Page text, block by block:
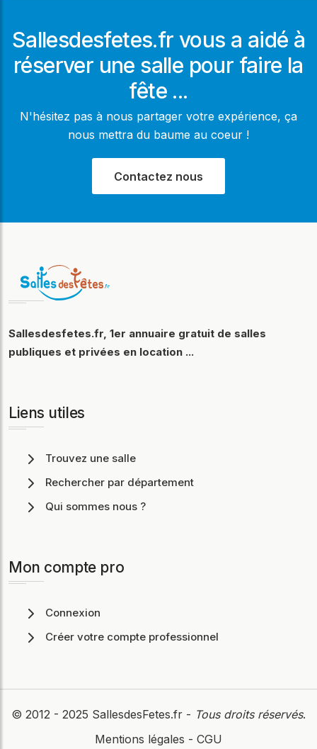
Sallesdesfetes.fr vous a aidé à
réserver une salle pour faire la
fête ...
N'hésitez pas à nous partager votre expérience, ça
nous mettra du baume au coeur !
Contactez nous
Sallesdesfetes.fr, 1er annuaire gratuit de salles
publiques et privées en location ...
Liens utiles
Trouvez une salle
Rechercher par département
Qui sommes nous ?
Mon compte pro
Connexion
Créer votre compte professionnel
© 2012 - 2025 SallesdesFetes.fr - Tous droits réservés.
Mentions légales - CGU